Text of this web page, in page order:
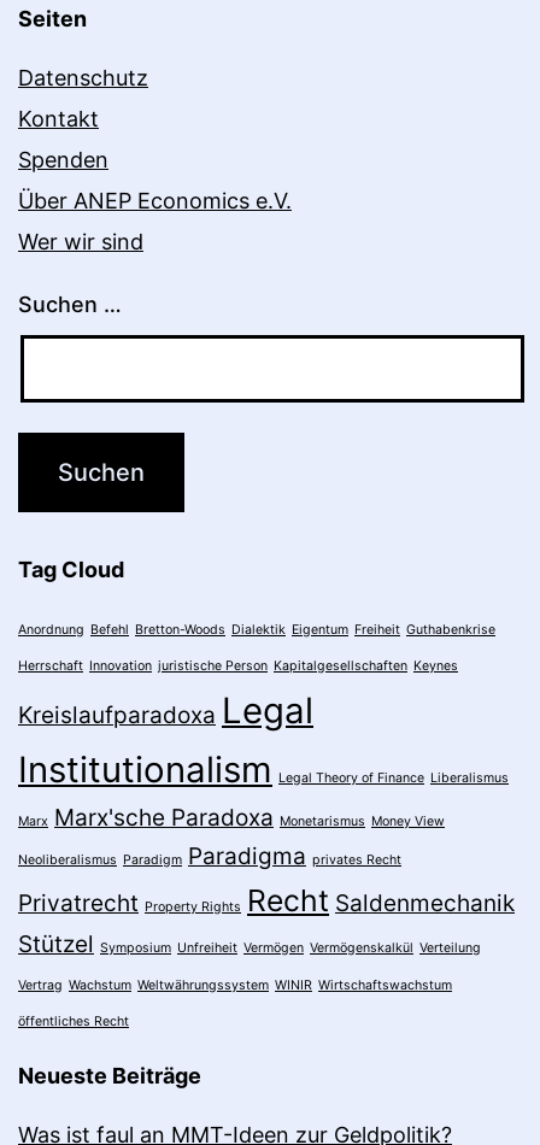
Seiten
Datenschutz
Kontakt
Spenden
Über ANEP Economics e.V.
Wer wir sind
Suchen …
Tag Cloud
Anordnung Befehl Bretton-Woods Dialektik Eigentum Freiheit Guthabenkrise
Herrschaft Innovation juristische Person Kapitalgesellschaften Keynes
Kreislaufparadoxa Legal
Institutionalism
Legal Theory of Finance Liberalismus
Marx Marx'sche Paradoxa Monetarismus Money View
Neoliberalismus Paradigm Paradigma privates Recht
Privatrecht Property Rights Recht Saldenmechanik
Stützel Symposium Unfreiheit Vermögen Vermögenskalkül Verteilung
Vertrag Wachstum Weltwährungssystem WINIR Wirtschaftswachstum
öffentliches Recht
Neueste Beiträge
Was ist faul an MMT-Ideen zur Geldpolitik?